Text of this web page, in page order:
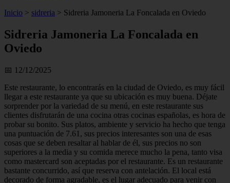
Inicio > sidreria > Sidreria Jamoneria La Foncalada en Oviedo
Sidreria Jamoneria La Foncalada en
Oviedo
📅 12/12/2025
Este restaurante, lo encontrarás en la ciudad de Oviedo, es muy fácil
llegar a este restaurante ya que su ubicación es muy buena. Déjate
sorprender por la variedad de su menú, en este restaurante sus
clientes disfrutarán de una cocina otras cocinas españolas, es hora de
probar su bonito. Sus platos, ambiente y servicio ha hecho que tenga
una puntuación de 7.61, sus precios interesantes son una de esas
cosas que se deben resaltar al hablar de él, sus precios no son
superiores a la media y su comida merece mucho la pena, tanto visa
como mastercard son aceptadas por el restaurante. Es un restaurante
bastante concurrido, así que reserva con antelación. El local está
decorado de forma agradable, es el lugar adecuado para venir con